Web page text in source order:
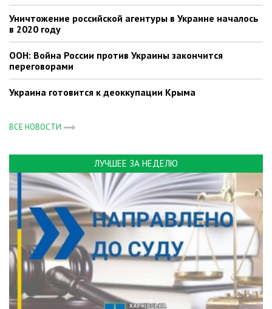
Уничтожение российской агентуры в Украине началось
в 2020 году
ООН: Война России против Украины закончится
переговорами
Украина готовится к деоккупации Крыма
ВСЕ НОВОСТИ
ЛУЧШЕЕ ЗА НЕДЕЛЮ